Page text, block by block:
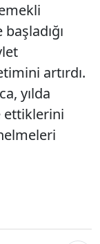
artırdı.
yılda
ettiklerini